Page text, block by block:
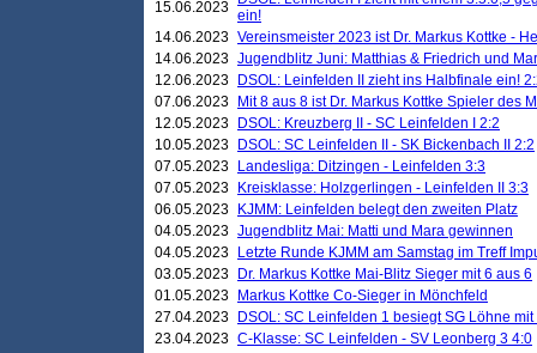
15.06.2023 ein!
14.06.2023 Vereinsmeister 2023 ist Dr. Markus Kottke -
14.06.2023 Jugendblitz Juni: Matthias & Friedrich und
12.06.2023
DSOL: Leinfelden II zieht ins Halbfinale ein!
07.06.2023
Mit 8 aus 8 ist Dr. Markus Kottke Spieler des
12.05.2023
DSOL: Kreuzberg II - SC Leinfelden I 2:2
10.05.2023
DSOL: SC Leinfelden II - SK Bickenbach II 2:2
07.05.2023
Landesliga: Ditzingen - Leinfelden 3:3
07.05.2023
Kreisklasse: Holzgerlingen - Leinfelden II 3:3
06.05.2023
KJMM: Leinfelden belegt den zweiten Platz
04.05.2023 Jugendblitz Mai: Matti und Mara gewinnen
04.05.2023
Letzte Runde KJMM am Samstag im Treff
03.05.2023
Dr. Markus Kottke Mai-Blitz Sieger mit 6 aus 6
01.05.2023
Markus Kottke Co-Sieger in Mönchfeld
27.04.2023
DSOL: SC Leinfelden 1 besiegt SG Löhne mit
23.04.2023 C-Klasse: SC Leinfelden - SV Leonberg 3 4:0